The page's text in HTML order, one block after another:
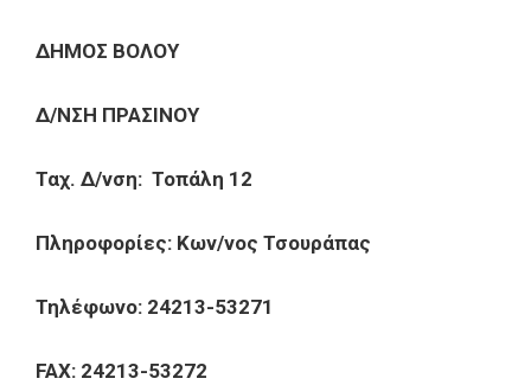
ΔΗΜΟΣ ΒΟΛΟΥ
Δ/ΝΣΗ ΠΡΑΣΙΝΟΥ
Ταχ. Δ/νση: Τοπάλη 12
Πληροφορίες: Κων/νος Τσουράπας
Τηλέφωνο: 24213-53271
FAX: 24213-53272